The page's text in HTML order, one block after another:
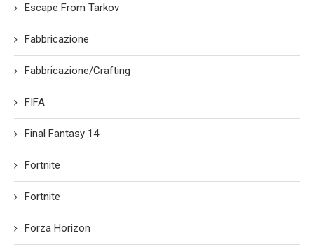
Escape From Tarkov
Fabbricazione
Fabbricazione/Crafting
FIFA
Final Fantasy 14
Fortnite
Fortnite
Forza Horizon